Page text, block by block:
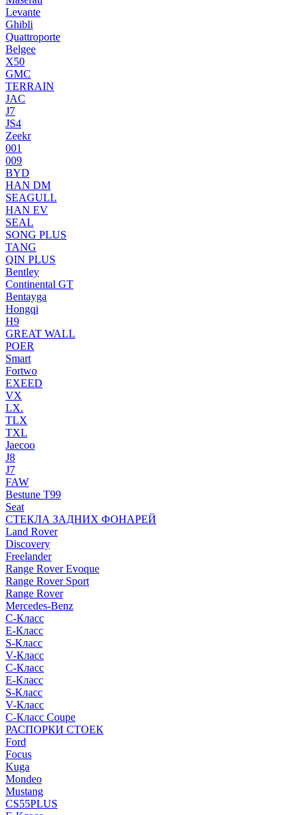
Levante
Ghibli
Quattroporte
Belgee
X50
GMC
TERRAIN
JAC
J7
JS4
Zeekr
001
009
BYD
HAN DM
SEAGULL
HAN EV
SEAL
SONG PLUS
TANG
QIN PLUS
Bentley
Continental GT
Bentayga
Hongqi
H9
GREAT WALL
POER
Smart
Fortwo
EXEED
VX
LX.
TLX
TXL
Jaecoo
J8
J7
FAW
Bestune T99
Seat
СТЕКЛА ЗАДНИХ ФОНАРЕЙ
Land Rover
Discovery
Freelander
Range Rover Evoque
Range Rover Sport
Range Rover
Mercedes-Benz
C-Класс
E-Класс
S-Класс
V-Класс
C-Класс
E-Класс
S-Класс
V-Класс
C-Класс Coupe
РАСПОРКИ СТОЕК
Ford
Focus
Kuga
Mondeo
Mustang
CS55PLUS